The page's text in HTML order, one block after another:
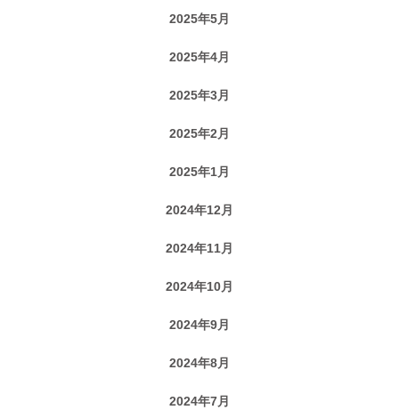
2025年5月
2025年4月
2025年3月
2025年2月
2025年1月
2024年12月
2024年11月
2024年10月
2024年9月
2024年8月
2024年7月